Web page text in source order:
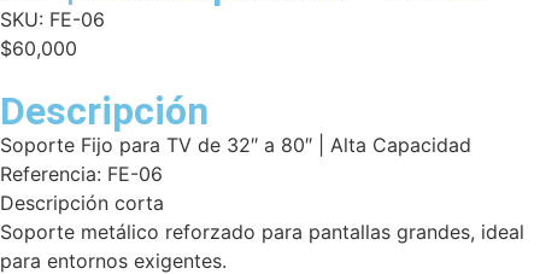
SKU: FE-06
$60,000
Descripción
Soporte Fijo para TV de 32″ a 80″ | Alta Capacidad
Referencia: FE-06
Descripción corta
Soporte metálico reforzado para pantallas grandes, ideal
para entornos exigentes.